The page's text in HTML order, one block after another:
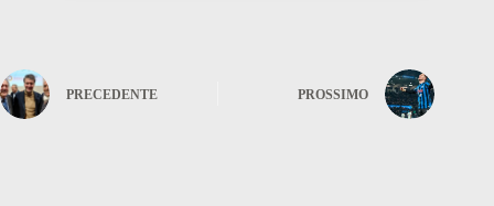
PRECEDENTE PROSSIMO